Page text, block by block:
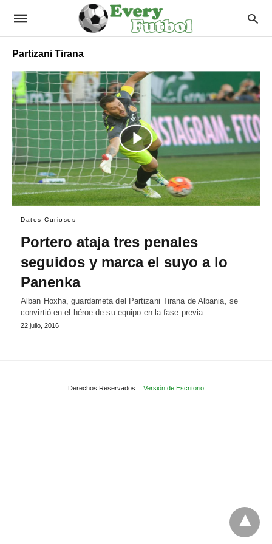
Partizani Tirana
Datos Curiosos
Portero ataja tres penales
seguidos y marca el suyo a lo
Panenka
Alban Hoxha, guardameta del Partizani Tirana de Albania, se
convirtió en el héroe de su equipo en la fase previa…
22 julio, 2016
Derechos Reservados. Versión de Escritorio